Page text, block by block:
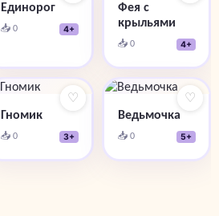
Единорог
📥 0 4+
Фея с
крыльями
📥 0 4+
♡
Гномик
📥 0 3+
♡
Ведьмочка
📥 0 5+